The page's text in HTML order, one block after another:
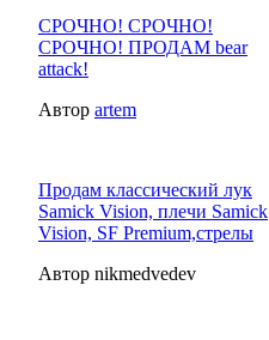
СРОЧНО! СРОЧНО!
СРОЧНО! ПРОДАМ bear
attack!
Автор artem
Продам классический лук
Samick Vision, плечи Samick
Vision, SF Premium,стрелы
Автор nikmedvedev